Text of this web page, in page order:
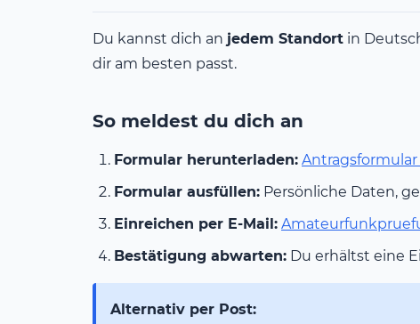
Du kannst dich an jedem Standort in
dir am besten passt.
So meldest du dich an
Formular herunterladen: Antragsformular
Formular ausfüllen: Persönliche Daten,
Einreichen per E-Mail:
Bestätigung abwarten: Du erhältst eine
Alternativ per Post: